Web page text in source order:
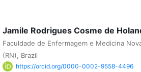
Jamile Rodrigues Cosme de
Faculdade de Enfermagem e Medicina
(RN), Brazil
https://orcid.org/0000-0002-9558-4496